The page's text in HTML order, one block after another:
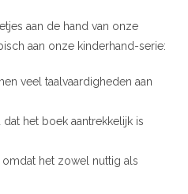
aan de hand van onze
aan onze kinderhand-serie:
veel taalvaardigheden aan
het boek aantrekkelijk is
het zowel nuttig als